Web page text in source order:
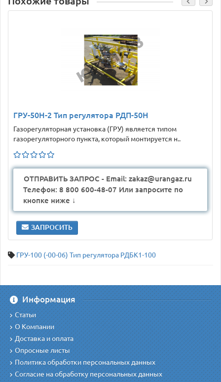
ГРУ-50Н-2 Тип регулятора РДП-50Н
Газорегуляторная установка (ГРУ) является типом
газорегуляторного пункта, который монтируется н..
ОТПРАВИТЬ ЗАПРОС - Email: zakaz@urangaz.ru
Телефон: 8 800 600-48-07 Или запросите по
кнопке ниже ↓
ЗАПРОСИТЬ
ГРУ-100 (-00-06) Тип регулятора РДБК1-100
Информация
Статьи
О Компании
Доставка и оплата
Опросные листы
Политика обработки персональных данных
Согласие на обработку персональных данных